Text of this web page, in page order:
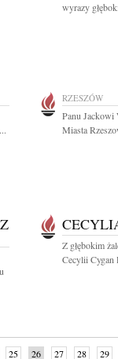
wyrazy
RZESZÓW
Panu
Miasta
Z głębokim
Cecylii Cygan
25 26 27 28 29